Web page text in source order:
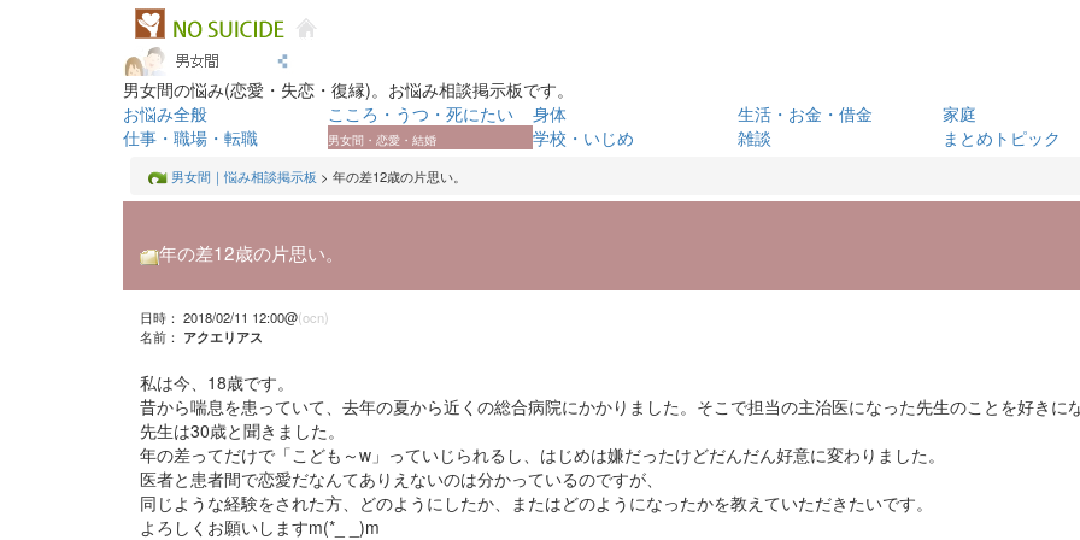
男女間の悩み(恋愛・失恋・復縁)。お悩み相談掲示板です。
お悩み全般
こころ・うつ・死にたい 身体 生活・お金・借金
家庭
仕事・職場・転職
男女間・恋愛・結婚 学校・いじめ 雑談 まとめトピック
男女間｜悩み相談掲示板 > 年の差12歳の片思い。
年の差12歳の片思い。
日時： 2018/02/11 12:00@(ocn)
名前： アクエリアス
私は今、18歳です。
昔から喘息を患っていて、去年の夏から近くの総合病院にかかりました。そこで担当の主治医になった先生のことを好きに
先生は30歳と聞きました。
年の差ってだけで「こども～w」っていじられるし、はじめは嫌だったけどだんだん好意に変わりました。
医者と患者間で恋愛だなんてありえないのは分かっているのですが、
同じような経験をされた方、どのようにしたか、またはどのようになったかを教えていただきたいです。
よろしくお願いしますm(*_ _)m